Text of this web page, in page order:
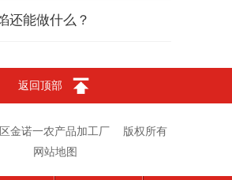
还能做什么？
返回顶部
金诺一农产品加工厂
版权所有
网站地图